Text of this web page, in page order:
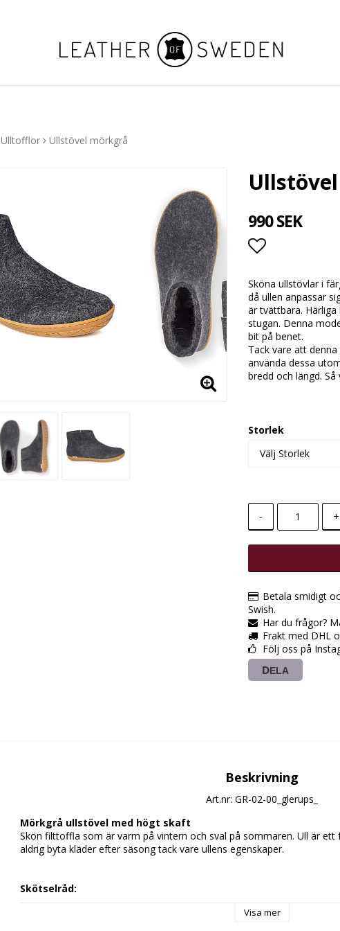
Ulltofflor Ullstövel mörkgrå
990 SEK
Lägg till i
Sköna ullstövlar i
då ullen anpassar
är tvättbara.
stugan. Denna
bit på benet.
Tack vare att
använda dessa
bredd och längd.
Storlek
- +
Betala smidigt
Swish.
Har du frågor?
Frakt med DHL
Följ oss på
DELA
Beskrivning
Art.nr: GR-02-00_glerups_
Mörkgrå ullstövel med högt skaft
Skön filttoffla som är varm på vintern och sval på sommaren. Ull är
aldrig byta kläder efter säsong tack vare ullens egenskaper.
Skötselråd:
Dammsug tofflorna regelbundet, speciellt innan du tvättar dem.
Visa mer